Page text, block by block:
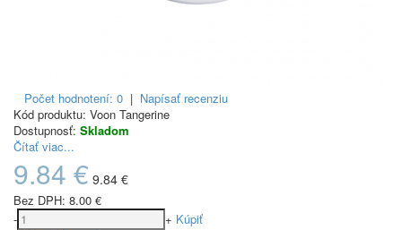
Počet hodnotení: 0 | Napísať recenziu
Kód produktu: Voon Tangerine
Dostupnosť: Skladom
Čítať viac...
9.84 € 9.84 €
Bez DPH: 8.00 €
-
+ Kúpiť